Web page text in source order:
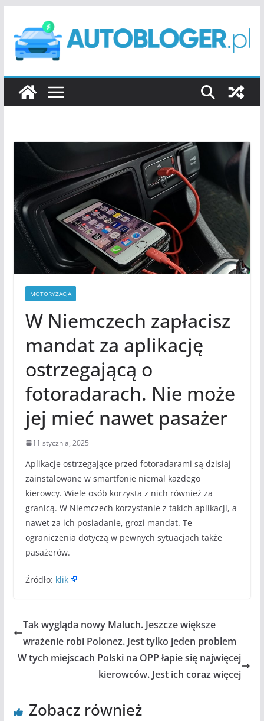
treści
MOTORYZACJA
W Niemczech zapłacisz
mandat za aplikację
ostrzegającą o
fotoradarach. Nie może
jej mieć nawet pasażer
11 stycznia, 2025
Aplikacje ostrzegające przed fotoradarami są dzisiaj
zainstalowane w smartfonie niemal każdego
kierowcy. Wiele osób korzysta z nich również za
granicą. W Niemczech korzystanie z takich aplikacji, a
nawet za ich posiadanie, grozi mandat. Te
ograniczenia dotyczą w pewnych sytuacjach także
pasażerów.
Źródło: klik
Tak wygląda nowy Maluch. Jeszcze większe
wrażenie robi Polonez. Jest tylko jeden problem
W tych miejscach Polski na OPP łapie się najwięcej
kierowców. Jest ich coraz więcej
Zobacz również